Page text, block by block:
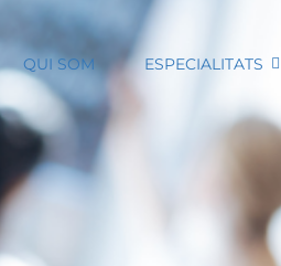
QUI SOM ESPECIALITATS